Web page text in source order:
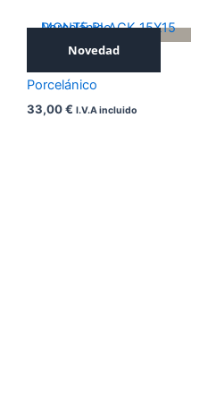
Novedad
Porcelánico
33,00€ I.V.A incluido